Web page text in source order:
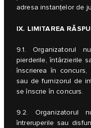
adresa instanțelor de
IX. LIMITAREA
9.1. Organizatorul
pierderile, întârzierile
înscrierea în
sau de furnizorul de
se înscrie în concurs.
9.2. Organizatorul
întreruperile sau